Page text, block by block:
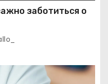
заботиться о